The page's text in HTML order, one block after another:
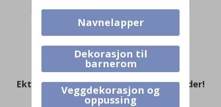
ØKOLOGISK ABSTRAKT
KUNSTNERISKE ILLUSTRASJONER
KIDS
HALVVEGGSTAPETER
EGENDEFINERTE FARGE TAPETER
Ekte inspirasjon fra våre fornøyde kunder!
Merk ditt med #namly_design
Navnelapper
Dekorasjon til
barnerom
Veggdekorasjon og
oppussing